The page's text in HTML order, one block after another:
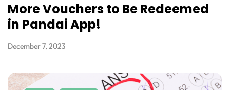
More Vouchers to Be Redeemed
in Pandai App!
December 7, 2023